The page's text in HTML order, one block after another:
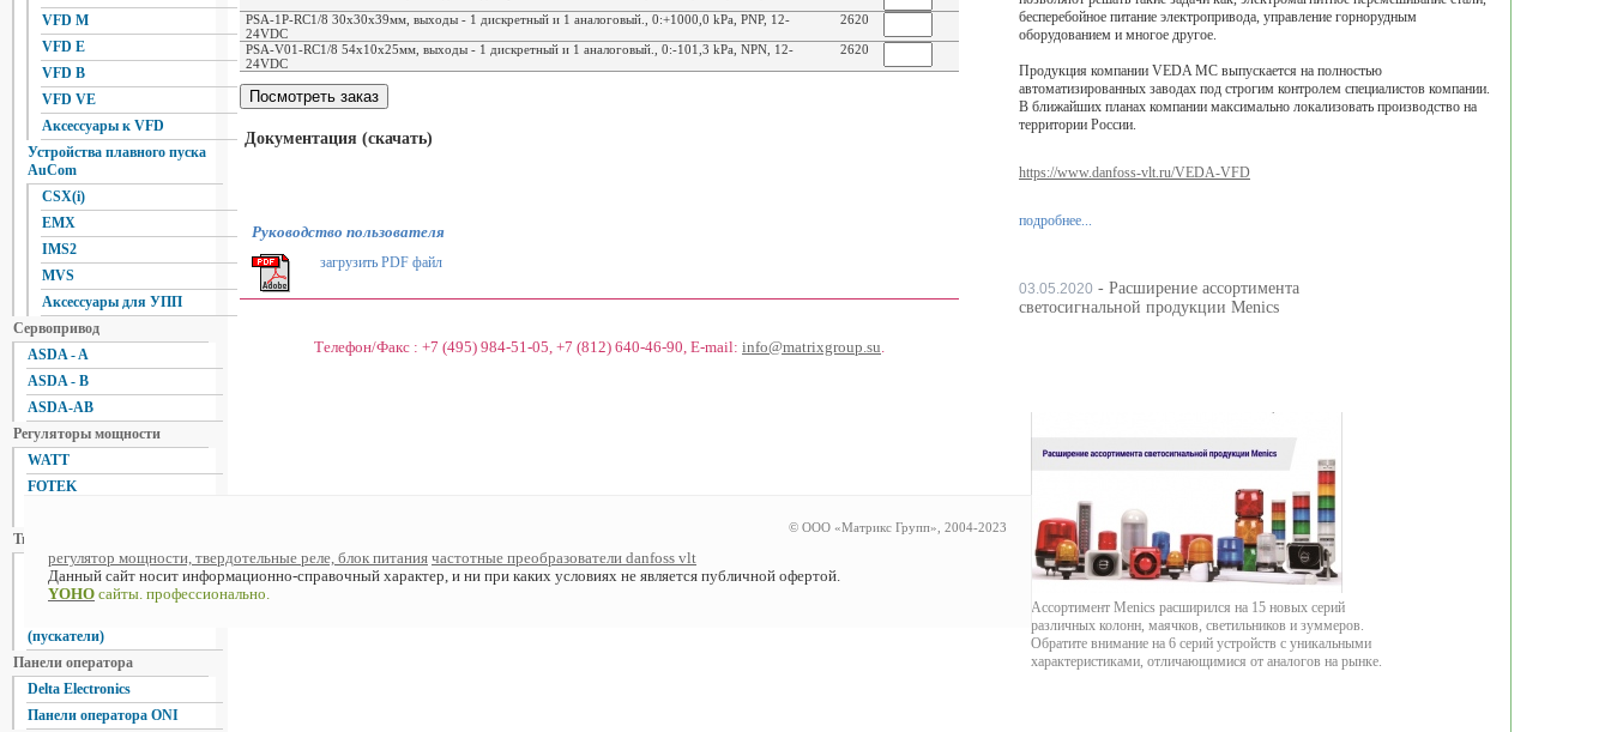
бесперебойное питание электропривода, управление горнорудным
оборудованием и многое другое.
Продукция компании VEDA MC выпускается на полностью
автоматизированных заводах под строгим контролем специалистов компании.
В ближайших планах компании максимально локализовать производство на
территории России.
https://www.danfoss-vlt.ru/VEDA-VFD
подробнее...
03.05.2020 - Расширение ассортимента
светосигнальной продукции Menics
Ассортимент Menics расширился на 15 новых серий
различных колонн, маячков, светильников и зуммеров.
Обратите внимание на 6 серий устройств с уникальными
характеристиками, отличающимися от аналогов на рынке.
VFD M
VFD E
VFD B
VFD VE
Аксессуары к VFD
Устройства плавного пуска
AuCom
CSX(i)
EMX
IMS2
MVS
Аксессуары для УПП
Сервопривод
ASDA - A
ASDA - B
ASDA-AB
Регуляторы мощности
WATT
FOTEK
Твердотельные реле
Однофазные
Трехфазные
(пускатели)
Панели оператора
Delta Electronics
Панели оператора ONI
PSA-1P-RC1/8 30х30х39мм, выходы - 1 дискретный и 1 аналоговый., 0:+1000,0 kPa, PNP, 12-
24VDC
2620
PSA-V01-RC1/8 54х10х25мм, выходы - 1 дискретный и 1 аналоговый., 0:-101,3 kPa, NPN, 12-
24VDC
2620
Документация (скачать)
Руководство пользователя
загрузить PDF файл
Телефон/Факс : +7 (495) 984-51-05, +7 (812) 640-46-90 , E-mail: info@matrixgroup.su
© ООО «Матрикс Групп», 2004-2023
регулятор мощности, твердотельные реле, блок питания частотные преобразователи danfoss vlt
Данный сайт носит информационно-справочный характер, и ни при каких условиях не является публичной офертой.
YOHO сайты. профессионально.